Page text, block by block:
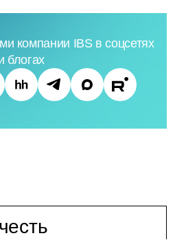
компании IBS в соцсетях
блогах